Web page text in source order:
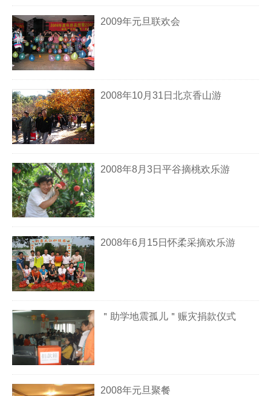
2009年元旦联欢会
2008年10月31日北京香山游
2008年8月3日平谷摘桃欢乐游
2008年6月15日怀柔采摘欢乐游
＂助学地震孤儿＂赈灾捐款仪式
2008年元旦聚餐